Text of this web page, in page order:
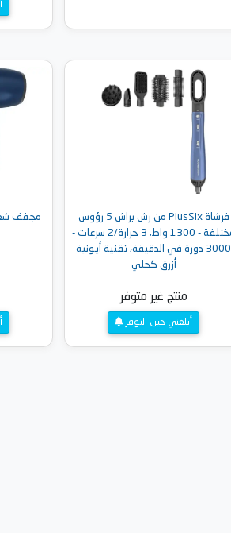
أضف إلى السلة
فرشاة PlusSix من رش براش 5 رؤوس
مختلفة - 1300 واط، 3 حرارة/2 سرعات -
30000 دورة في الدقيقة، تقنية أيونية -
أزرق كحلي
منتج غير متوفر
أبلغني حين التوفر